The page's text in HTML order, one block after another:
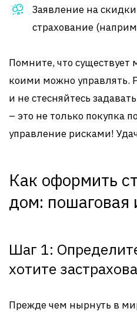
Заявление на
страхование
Помните, что
коими можно управлять.
и не стесняйтесь
– это не только покупка
управление рисками!
Как оформить
дом: пошаговая
Шаг 1:
хотите
Прежде чем нырнуть в